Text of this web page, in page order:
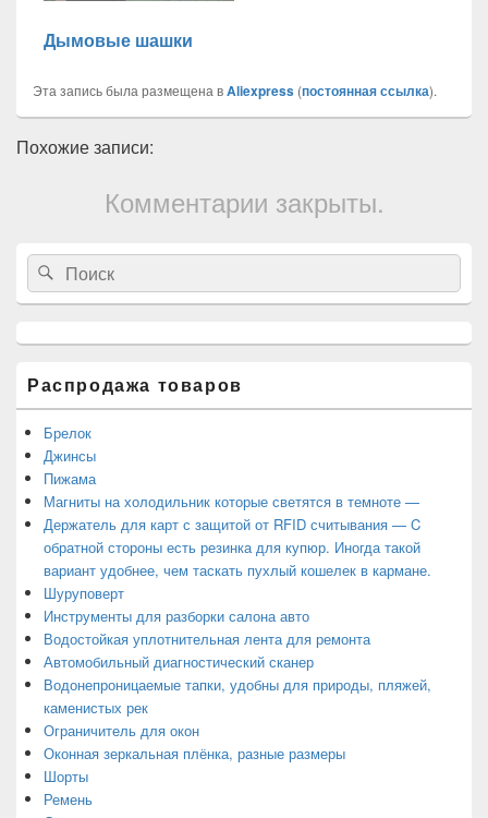
Дымовые шашки
Эта запись была размещена вAliexpress (постоянная ссылка).
Похожие записи:
Комментарии закрыты.
Область
основной
боковой
панели
Search
for:
Search
Распродажа товаров
Брелок
Джинсы
Пижама
Магниты на холодильник которые светятся в темноте —
Держатель для карт с защитой от RFID считывания — C
обратной стороны есть резинка для купюр. Иногда такой
вариант удобнее, чем таскать пухлый кошелек в кармане.
Шуруповерт
Инструменты для разборки салона авто
Водостойкая уплотнительная лента для ремонта
Автомобильный диагностический сканер
Водонепроницаемые тапки, удобны для природы, пляжей,
каменистых рек
Ограничитель для окон
Оконная зеркальная плёнка, разные размеры
Шорты
Ремень